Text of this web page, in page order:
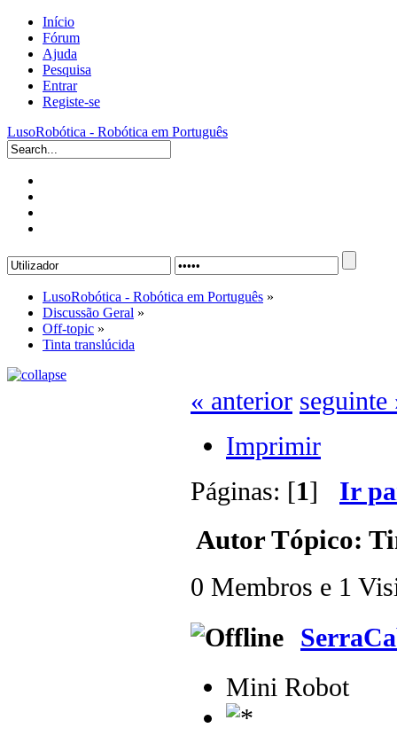
Início
Fórum
Ajuda
Pesquisa
Entrar
Registe-se
LusoRobótica - Robótica em Português
LusoRobótica - Robótica em Português »
Discussão Geral »
Off-topic »
Tinta translúcida
« anterior seguinte
Imprimir
Páginas: [1] Ir
AutorTópico:
0 Membros e 1
Mini Robot